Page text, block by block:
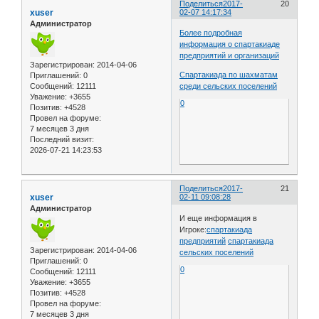
Поделиться 20
2017-
02-07 14:17:34
xuser
Администратор
Зарегистрирован: 2014-04-06
Приглашений: 0
Сообщений: 12111
Уважение: +3655
Позитив: +4528
Провел на форуме:
7 месяцев 3 дня
Последний визит:
2026-07-21 14:23:53
Более подробная
информация о спартакиаде
предприятий и организаций
Спартакиада по шахматам
среди сельских поселений
0
Поделиться 21
2017-
02-11 09:08:28
xuser
Администратор
Зарегистрирован: 2014-04-06
Приглашений: 0
Сообщений: 12111
Уважение: +3655
Позитив: +4528
Провел на форуме:
7 месяцев 3 дня
И еще информация в
Игроке:спартакиада
предприятий спартакиада
сельских поселений
0